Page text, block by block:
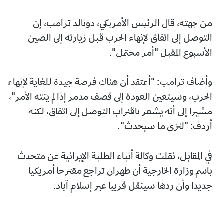
من جهته، قال الرئيس الأمريكي، دونالد ترامب، إن
التوصل إلى اتفاق لإنهاء الحرب قبل زيارته إلى الصين
الأسبوع المقبل "أمر محتمل".
وأضاف ترامب: "أعتقد أن هناك فرصة جيدة للغاية لإنهاء
الحرب، وسيتعين العودة إلى قصف مدمر إذا لم ينته الأمر"،
مشيرا إلى أنه يشعر باقتراب التوصل إلى اتفاق، لكنه
أردف: "لنرَى ما سيحدث".
في المقابل، نقلت وكالة أنباء الطلبة الإيرانية عن متحدث
باسم وزارة الخارجية أن طهران تراجع مقترحا أمريكيا
جديدا وأن ردها سينقل قريبا عبر إسلام آباد.